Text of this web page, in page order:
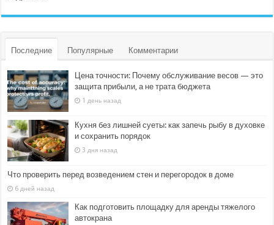
Последние Популярные Комментарии
Цена точности: Почему обслуживание весов — это
защита прибыли, а не трата бюджета
1 день назад
Кухня без лишней суеты: как запечь рыбу в духовке
и сохранить порядок
3 дня назад
Что проверить перед возведением стен и перегородок в доме
6 дней назад
Как подготовить площадку для аренды тяжелого
автокрана